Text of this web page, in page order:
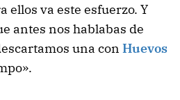
ellos va este esfuerzo. Y
antes nos hablabas de
una con Huevos